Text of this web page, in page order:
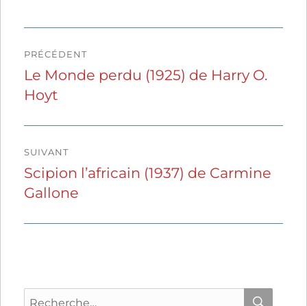
de
l’article
PRÉCÉDENT
Publication
précédente :
Le Monde perdu (1925) de Harry O.
Hoyt
SUIVANT
Publication
suivante :
Scipion l’africain (1937) de Carmine
Gallone
Recherche